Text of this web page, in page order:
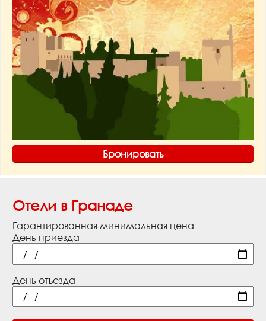
Бронировать
Отели в Гранаде
Гарантированная минимальная цена
День приезда
День отъезда